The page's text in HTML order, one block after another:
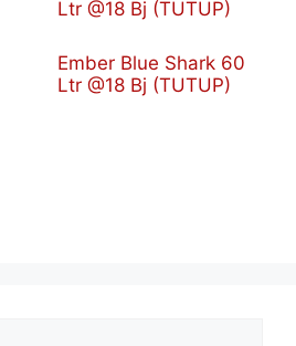
Ember Blue Shark 60
Ltr @18 Bj (TUTUP)